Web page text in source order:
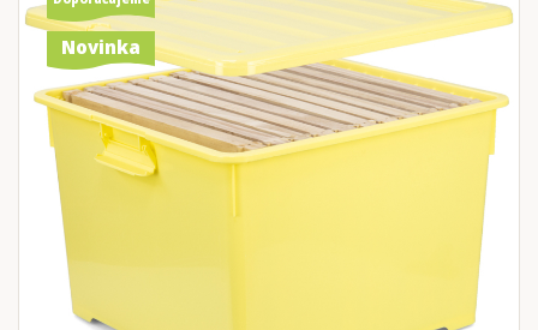
Novinka